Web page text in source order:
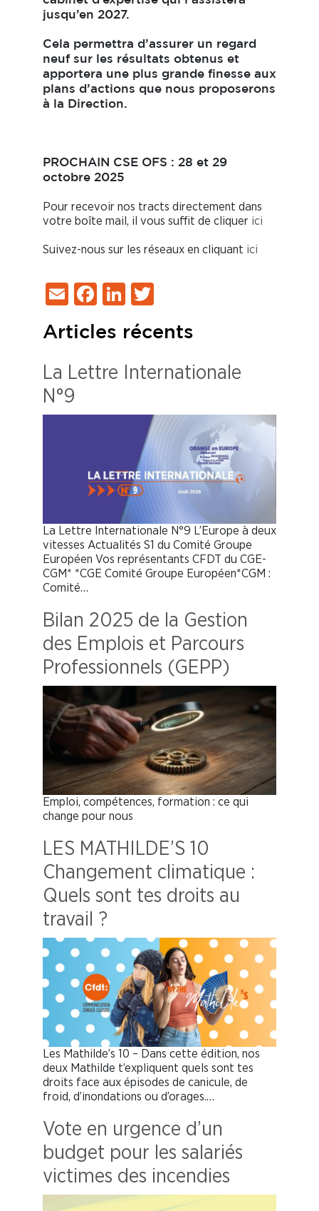
jusqu’en 2027.
Cela permettra d’assurer un regard
neuf sur les résultats obtenus et
apportera une plus grande finesse aux
plans d’actions que nous proposerons
à la Direction.
PROCHAIN CSE OFS : 28 et 29
octobre 2025
Pour recevoir nos tracts directement dans
votre boîte mail, il vous suffit de cliquer ici
Suivez-nous sur les réseaux en cliquant ici
EmailFacebook
LinkedIn
Articles récents
La Lettre Internationale
N°9
La Lettre Internationale N°9 L’Europe à deux
vitesses Actualités S1 du Comité Groupe
Européen Vos représentants CFDT du CGE-
CGM* *CGE Comité Groupe Européen*CGM :
Comité…
Bilan 2025 de la Gestion
des Emplois et Parcours
Professionnels (GEPP)
Emploi, compétences, formation : ce qui
change pour nous
LES MATHILDE’S 10
Changement climatique :
Quels sont tes droits au
travail ?
Les Mathilde’s 10 – Dans cette édition, nos
deux Mathilde t’expliquent quels sont tes
droits face aux épisodes de canicule, de
froid, d’inondations ou d’orages.…
Vote en urgence d’un
budget pour les salariés
victimes des incendies